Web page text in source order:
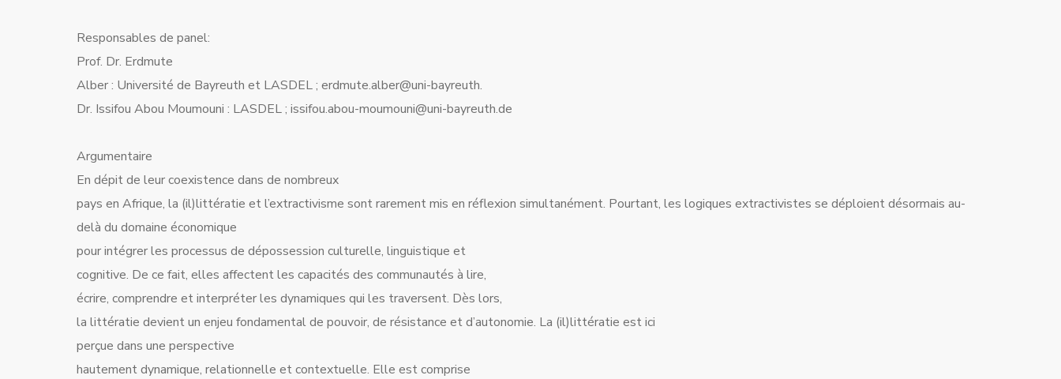
Responsables de panel:
Prof. Dr. Erdmute
Alber : Université de Bayreuth et LASDEL ; erdmute.alber@uni-bayreuth.
Dr. Issifou Abou Moumouni : LASDEL ; issifou.abou-moumouni@uni-bayreuth.de
Argumentaire
En dépit de leur coexistence dans de nombreux
pays en Afrique, la (il)littératie et l’extractivisme sont rarement mis en réflexion simultanément. Pourtant, les logiques extractivistes se déploient désormais au-
delà du domaine économique
pour intégrer les processus de dépossession culturelle, linguistique et
cognitive. De ce fait, elles affectent les capacités des communautés à lire,
écrire, comprendre et interpréter les dynamiques qui les traversent. Dès lors,
la littératie devient un enjeu fondamental de pouvoir, de résistance et d’autonomie. La (il)littératie est ici
perçue dans une perspective
hautement dynamique, relationnelle et contextuelle. Elle est comprise